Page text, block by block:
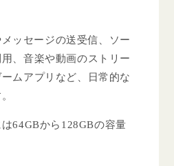
ッセージの送受信、ソー
、音楽や動画のストリー
ムアプリなど、日常的な
64GBから128GBの容量